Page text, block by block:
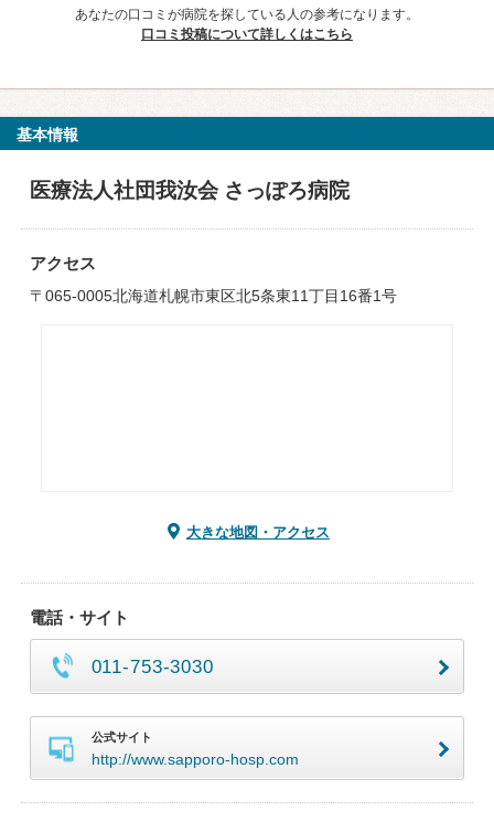
あなたの口コミが病院を探している人の参考になります。
口コミ投稿について詳しくはこちら
基本情報
医療法人社団我汝会 さっぽろ病院
アクセス
〒065-0005北海道札幌市東区北5条東11丁目16番1号
大きな地図・アクセス
電話・サイト
011-753-3030
公式サイト
http://www.sapporo-hosp.com